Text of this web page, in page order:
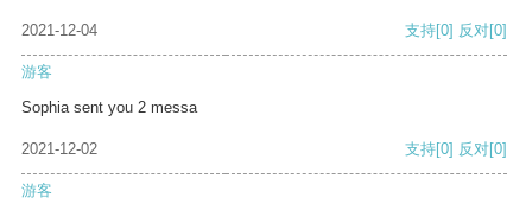
2021-12-04 支持[0] 反对[0]
游客
Sophia sent you 2 messa
2021-12-02 支持[0] 反对[0]
游客